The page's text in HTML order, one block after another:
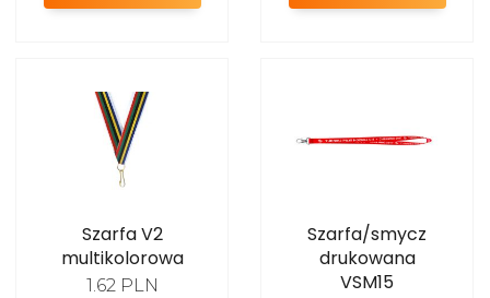
Szarfa V2
multikolorowa
1.62 PLN
Szarfa/smycz
drukowana
VSM15